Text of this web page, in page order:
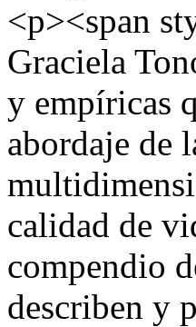
<p><span
Graciela
y empíricas
abordaje de
calidad de
compendio
describen y